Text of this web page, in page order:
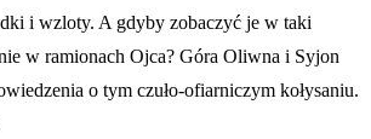
i wzloty. A gdyby zobaczyć je w taki
w ramionach Ojca? Góra Oliwna i Syjon
o tym czuło-ofiarniczym kołysaniu.